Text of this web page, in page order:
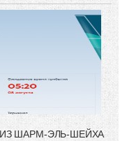
ИЗ ШАРМ-ЭЛЬ-ШЕЙХА